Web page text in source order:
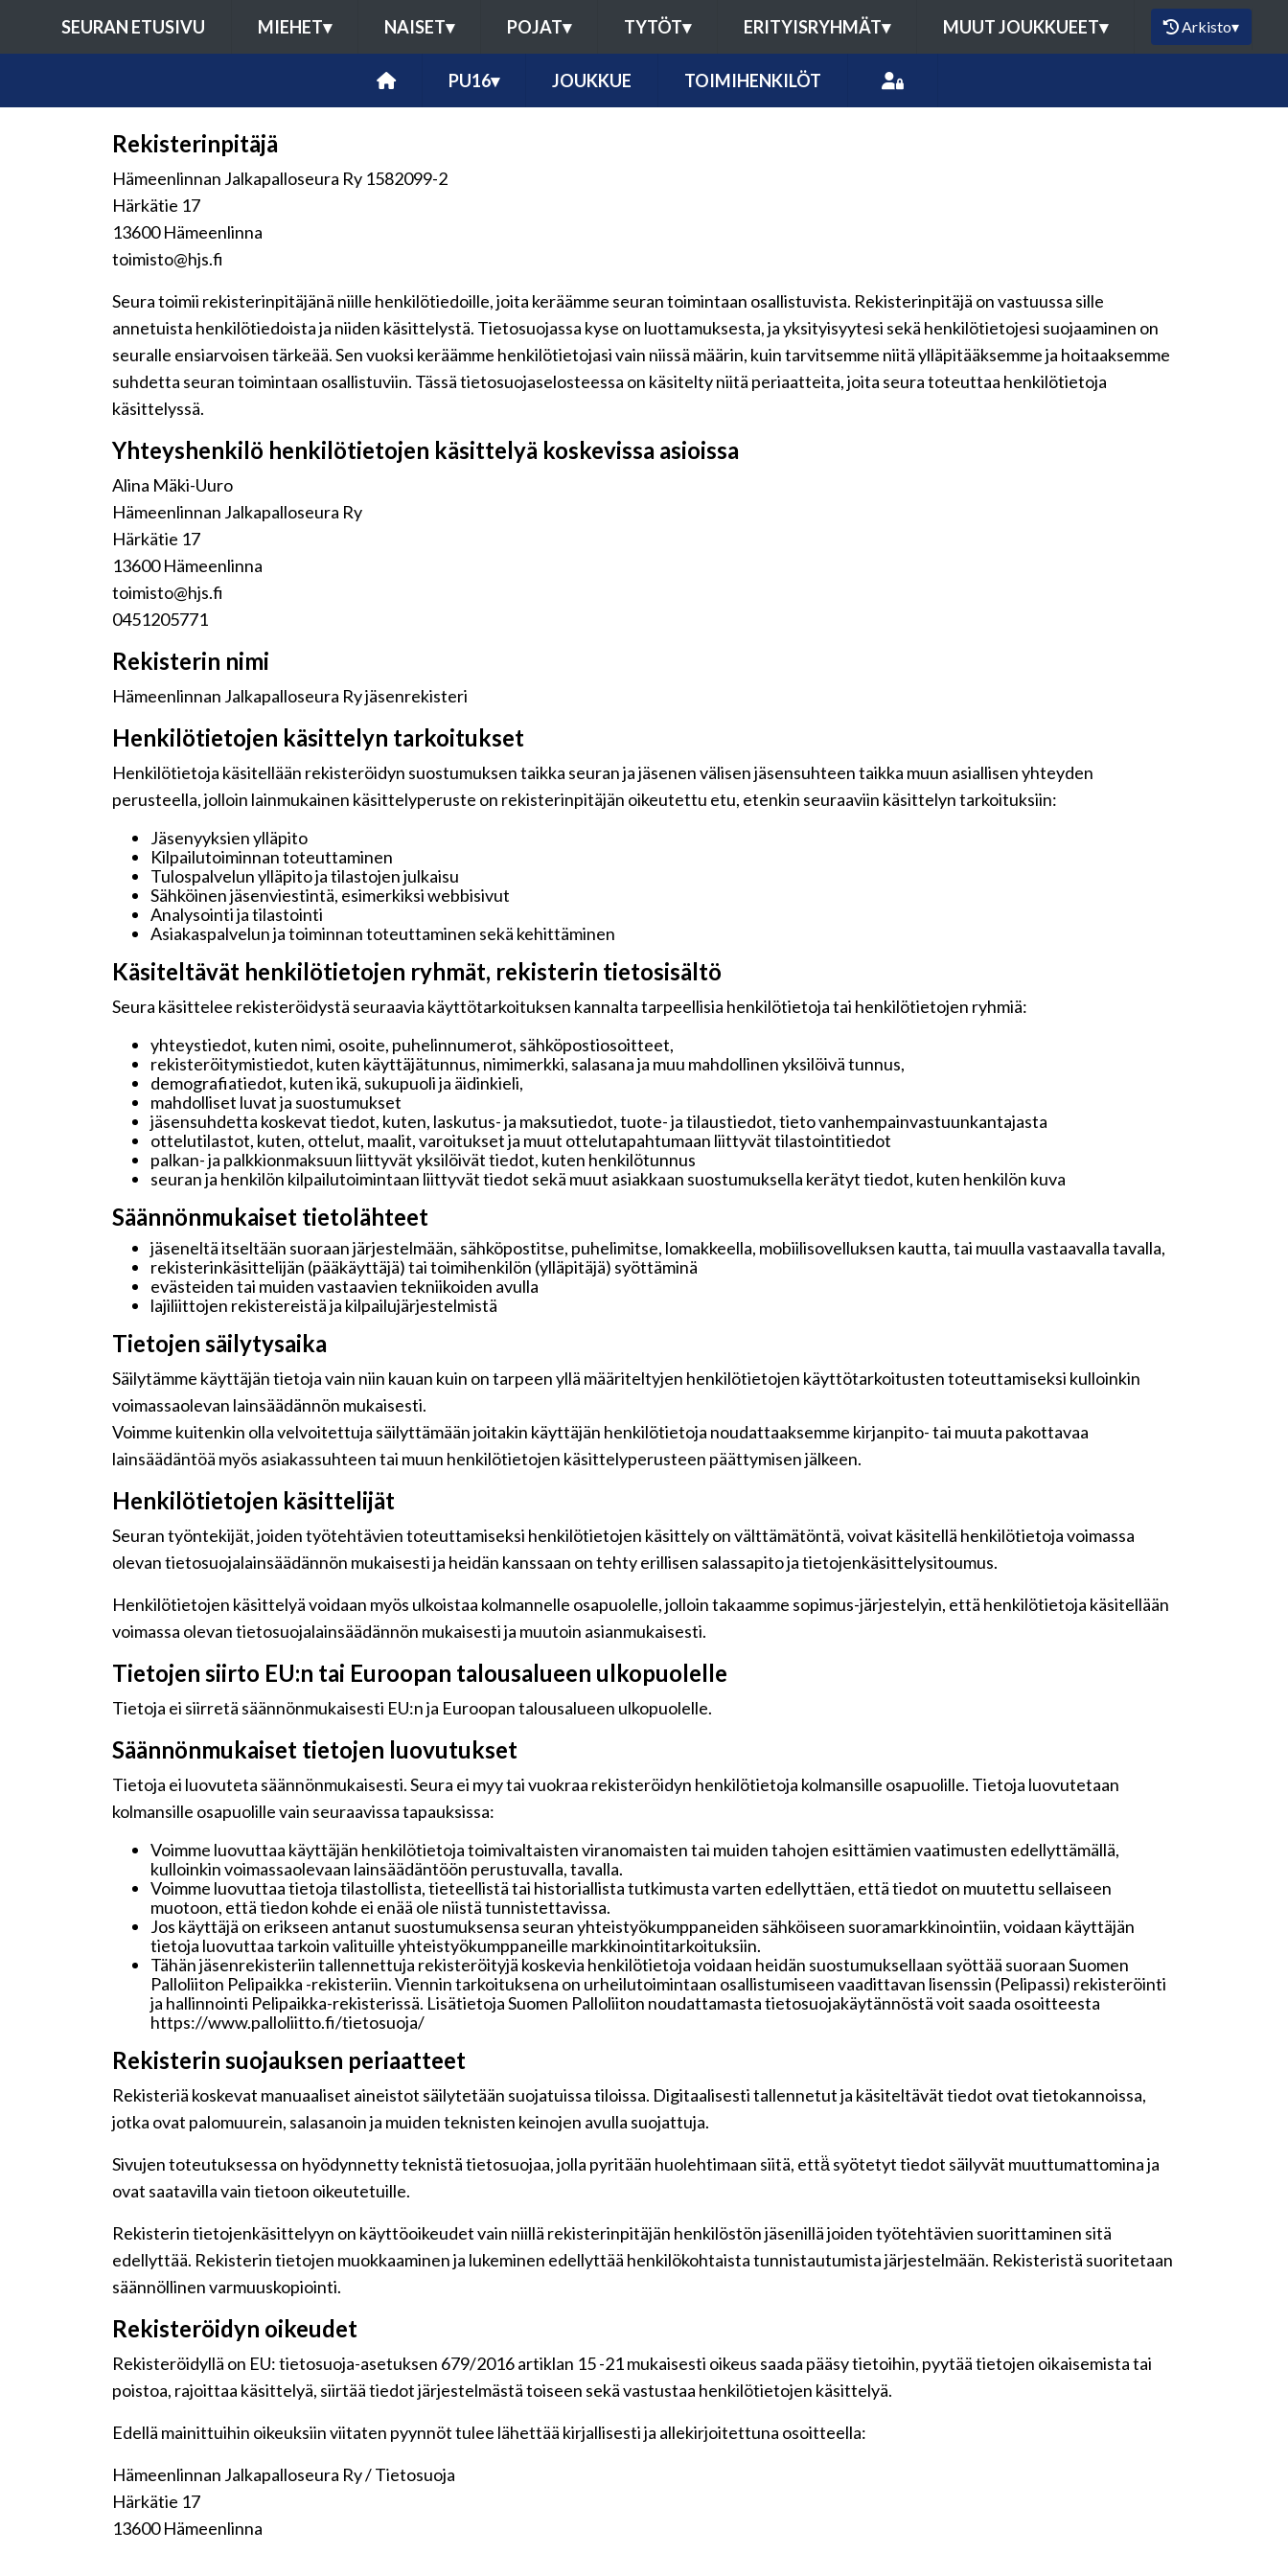
SEURAN ETUSIVU MIEHET▾ NAISET▾ POJAT▾ TYTÖT▾ ERITYISRYHMÄT▾ MUUT JOUKKUEET▾ Arkisto▾
PU16▾ JOUKKUE TOIMIHENKILÖT
Rekisterinpitäjä
Hämeenlinnan Jalkapalloseura Ry 1582099-2
Härkätie 17
13600 Hämeenlinna
toimisto@hjs.fi
Seura toimii rekisterinpitäjänä niille henkilötiedoille, joita keräämme seuran toimintaan osallistuvista. Rekisterinpitäjä on vastuussa sille
annetuista henkilötiedoista ja niiden käsittelystä. Tietosuojassa kyse on luottamuksesta, ja yksityisyytesi sekä henkilötietojesi suojaaminen on
seuralle ensiarvoisen tärkeää. Sen vuoksi keräämme henkilötietojasi vain niissä määrin, kuin tarvitsemme niitä ylläpitääksemme ja hoitaaksemme
suhdetta seuran toimintaan osallistuviin. Tässä tietosuojaselosteessa on käsitelty niitä periaatteita, joita seura toteuttaa henkilötietoja
käsittelyssä.
Yhteyshenkilö henkilötietojen käsittelyä koskevissa asioissa
Alina Mäki-Uuro
Hämeenlinnan Jalkapalloseura Ry
Härkätie 17
13600 Hämeenlinna
toimisto@hjs.fi
0451205771
Rekisterin nimi
Hämeenlinnan Jalkapalloseura Ry jäsenrekisteri
Henkilötietojen käsittelyn tarkoitukset
Henkilötietoja käsitellään rekisteröidyn suostumuksen taikka seuran ja jäsenen välisen jäsensuhteen taikka muun asiallisen yhteyden
perusteella, jolloin lainmukainen käsittelyperuste on rekisterinpitäjän oikeutettu etu, etenkin seuraaviin käsittelyn tarkoituksiin:
Jäsenyyksien ylläpito
Kilpailutoiminnan toteuttaminen
Tulospalvelun ylläpito ja tilastojen julkaisu
Sähköinen jäsenviestintä, esimerkiksi webbisivut
Analysointi ja tilastointi
Asiakaspalvelun ja toiminnan toteuttaminen sekä kehittäminen
Käsiteltävät henkilötietojen ryhmät, rekisterin tietosisältö
Seura käsittelee rekisteröidystä seuraavia käyttötarkoituksen kannalta tarpeellisia henkilötietoja tai henkilötietojen ryhmiä:
yhteystiedot, kuten nimi, osoite, puhelinnumerot, sähköpostiosoitteet,
rekisteröitymistiedot, kuten käyttäjätunnus, nimimerkki, salasana ja muu mahdollinen yksilöivä tunnus,
demografiatiedot, kuten ikä, sukupuoli ja äidinkieli,
mahdolliset luvat ja suostumukset
jäsensuhdetta koskevat tiedot, kuten, laskutus- ja maksutiedot, tuote- ja tilaustiedot, tieto vanhempainvastuunkantajasta
ottelutilastot, kuten, ottelut, maalit, varoitukset ja muut ottelutapahtumaan liittyvät tilastointitiedot
palkan- ja palkkionmaksuun liittyvät yksilöivät tiedot, kuten henkilötunnus
seuran ja henkilön kilpailutoimintaan liittyvät tiedot sekä muut asiakkaan suostumuksella kerätyt tiedot, kuten henkilön kuva
Säännönmukaiset tietolähteet
jäseneltä itseltään suoraan järjestelmään, sähköpostitse, puhelimitse, lomakkeella, mobiilisovelluksen kautta, tai muulla vastaavalla tavalla,
rekisterinkäsittelijän (pääkäyttäjä) tai toimihenkilön (ylläpitäjä) syöttäminä
evästeiden tai muiden vastaavien tekniikoiden avulla
lajiliittojen rekistereistä ja kilpailujärjestelmistä
Tietojen säilytysaika
Säilytämme käyttäjän tietoja vain niin kauan kuin on tarpeen yllä määriteltyjen henkilötietojen käyttötarkoitusten toteuttamiseksi kulloinkin
voimassaolevan lainsäädännön mukaisesti.
Voimme kuitenkin olla velvoitettuja säilyttämään joitakin käyttäjän henkilötietoja noudattaaksemme kirjanpito- tai muuta pakottavaa
lainsäädäntöä myös asiakassuhteen tai muun henkilötietojen käsittelyperusteen päättymisen jälkeen.
Henkilötietojen käsittelijät
Seuran työntekijät, joiden työtehtävien toteuttamiseksi henkilötietojen käsittely on välttämätöntä, voivat käsitellä henkilötietoja voimassa
olevan tietosuojalainsäädännön mukaisesti ja heidän kanssaan on tehty erillisen salassapito ja tietojenkäsittelysitoumus.
Henkilötietojen käsittelyä voidaan myös ulkoistaa kolmannelle osapuolelle, jolloin takaamme sopimus-järjestelyin, että henkilötietoja käsitellään
voimassa olevan tietosuojalainsäädännön mukaisesti ja muutoin asianmukaisesti.
Tietojen siirto EU:n tai Euroopan talousalueen ulkopuolelle
Tietoja ei siirretä säännönmukaisesti EU:n ja Euroopan talousalueen ulkopuolelle.
Säännönmukaiset tietojen luovutukset
Tietoja ei luovuteta säännönmukaisesti. Seura ei myy tai vuokraa rekisteröidyn henkilötietoja kolmansille osapuolille. Tietoja luovutetaan
kolmansille osapuolille vain seuraavissa tapauksissa:
Voimme luovuttaa käyttäjän henkilötietoja toimivaltaisten viranomaisten tai muiden tahojen esittämien vaatimusten edellyttämällä,
kulloinkin voimassaolevaan lainsäädäntöön perustuvalla, tavalla.
Voimme luovuttaa tietoja tilastollista, tieteellistä tai historiallista tutkimusta varten edellyttäen, että tiedot on muutettu sellaiseen
muotoon, että tiedon kohde ei enää ole niistä tunnistettavissa.
Jos käyttäjä on erikseen antanut suostumuksensa seuran yhteistyökumppaneiden sähköiseen suoramarkkinointiin, voidaan käyttäjän
tietoja luovuttaa tarkoin valituille yhteistyökumppaneille markkinointitarkoituksiin.
Tähän jäsenrekisteriin tallennettuja rekisteröityjä koskevia henkilötietoja voidaan heidän suostumuksellaan syöttää suoraan Suomen
Palloliiton Pelipaikka -rekisteriin. Viennin tarkoituksena on urheilutoimintaan osallistumiseen vaadittavan lisenssin (Pelipassi) rekisteröinti
ja hallinnointi Pelipaikka-rekisterissä. Lisätietoja Suomen Palloliiton noudattamasta tietosuojakäytännöstä voit saada osoitteesta
https://www.palloliitto.fi/tietosuoja/
Rekisterin suojauksen periaatteet
Rekisteriä koskevat manuaaliset aineistot säilytetään suojatuissa tiloissa. Digitaalisesti tallennetut ja käsiteltävät tiedot ovat tietokannoissa,
jotka ovat palomuurein, salasanoin ja muiden teknisten keinojen avulla suojattuja.
Sivujen toteutuksessa on hyödynnetty teknistä tietosuojaa, jolla pyritään huolehtimaan siitä, että̈ syötetyt tiedot säilyvät muuttumattomina ja
ovat saatavilla vain tietoon oikeutetuille.
Rekisterin tietojenkäsittelyyn on käyttöoikeudet vain niillä rekisterinpitäjän henkilöstön jäsenillä joiden työtehtävien suorittaminen sitä
edellyttää. Rekisterin tietojen muokkaaminen ja lukeminen edellyttää henkilökohtaista tunnistautumista järjestelmään. Rekisteristä suoritetaan
säännöllinen varmuuskopiointi.
Rekisteröidyn oikeudet
Rekisteröidyllä on EU: tietosuoja-asetuksen 679/2016 artiklan 15 -21 mukaisesti oikeus saada pääsy tietoihin, pyytää tietojen oikaisemista tai
poistoa, rajoittaa käsittelyä, siirtää tiedot järjestelmästä toiseen sekä vastustaa henkilötietojen käsittelyä.
Edellä mainittuihin oikeuksiin viitaten pyynnöt tulee lähettää kirjallisesti ja allekirjoitettuna osoitteella:
Hämeenlinnan Jalkapalloseura Ry / Tietosuoja
Härkätie 17
13600 Hämeenlinna